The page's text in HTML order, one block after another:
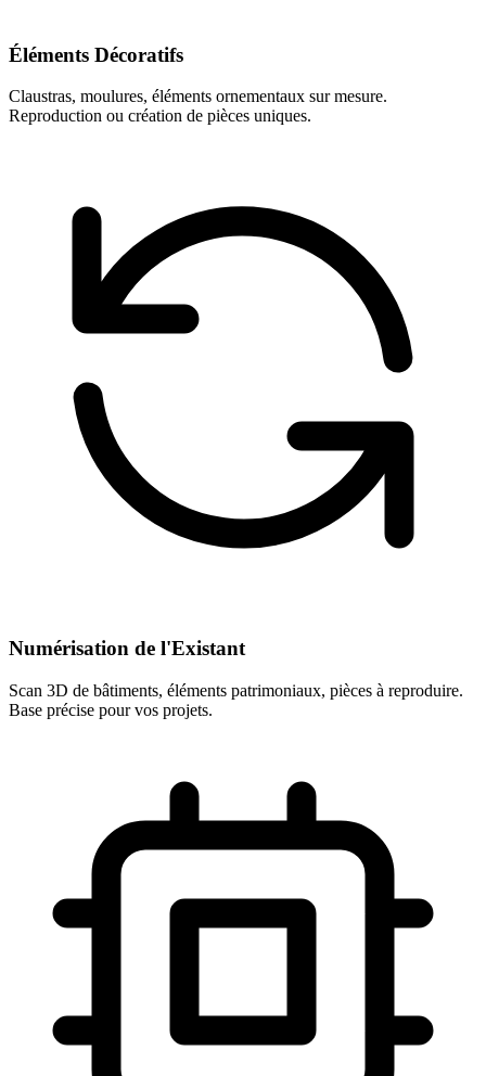
Éléments Décoratifs
Claustras, moulures, éléments ornementaux sur mesure.
Reproduction ou création de pièces uniques.
Numérisation de l'Existant
Scan 3D de bâtiments, éléments patrimoniaux, pièces à reproduire.
Base précise pour vos projets.